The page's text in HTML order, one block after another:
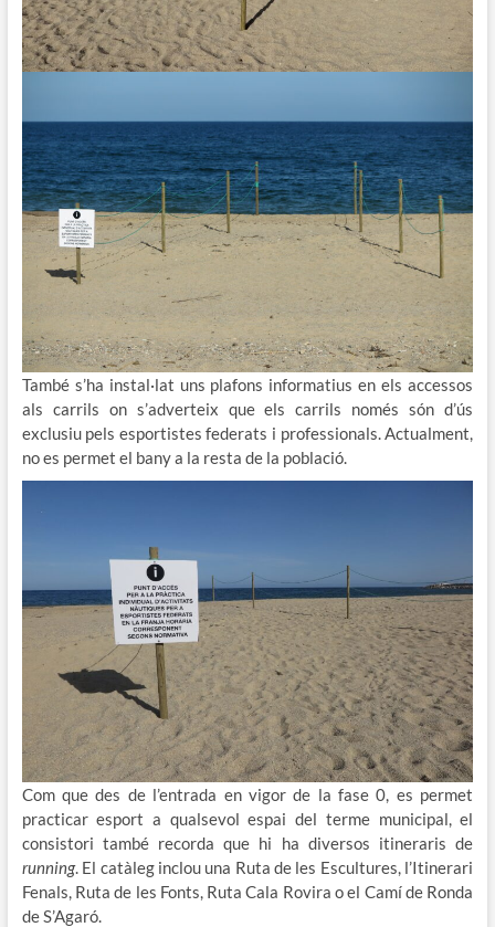
També s’ha instal·lat uns plafons informatius en els accessos
als carrils on s’adverteix que els carrils només són d’ús
exclusiu pels esportistes federats i professionals. Actualment,
no es permet el bany a la resta de la població.
Com que des de l’entrada en vigor de la fase 0, es permet
practicar esport a qualsevol espai del terme municipal, el
consistori també recorda que hi ha diversos itineraris de
running. El catàleg inclou una Ruta de les Escultures, l’Itinerari
Fenals, Ruta de les Fonts, Ruta Cala Rovira o el Camí de Ronda
de S’Agaró.